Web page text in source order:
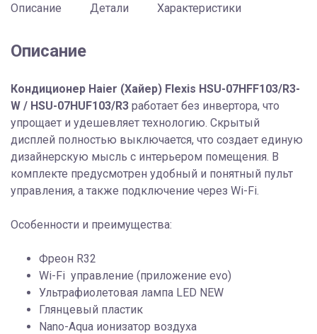
HSU-
Описание Детали Характеристики
Описание
Кондиционер Haier (Хайер) Flexis HSU-07HFF103/R3-
W / HSU-07HUF103/R3 работает без инвертора, что
упрощает и удешевляет технологию. Скрытый
дисплей полностью выключается, что создает единую
дизайнерскую мысль с интерьером помещения. В
комплекте предусмотрен удобный и понятный пульт
управления, а также подключение через Wi-Fi.
Особенности и преимущества:
Фреон R32
Wi-Fi управление (приложение evo)
Ультрафиолетовая лампа LED NEW
Глянцевый пластик
Nano-Aqua ионизатор воздуха